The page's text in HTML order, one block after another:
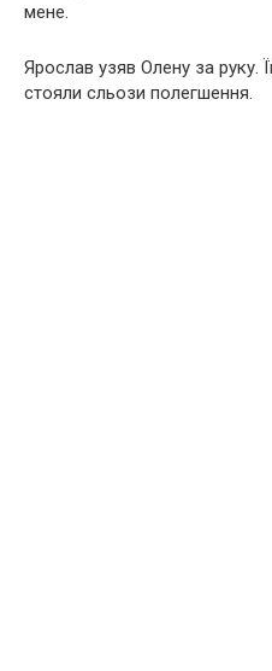
мене.
Ярослав узяв Олену за руку.
стояли сльози полегшення.